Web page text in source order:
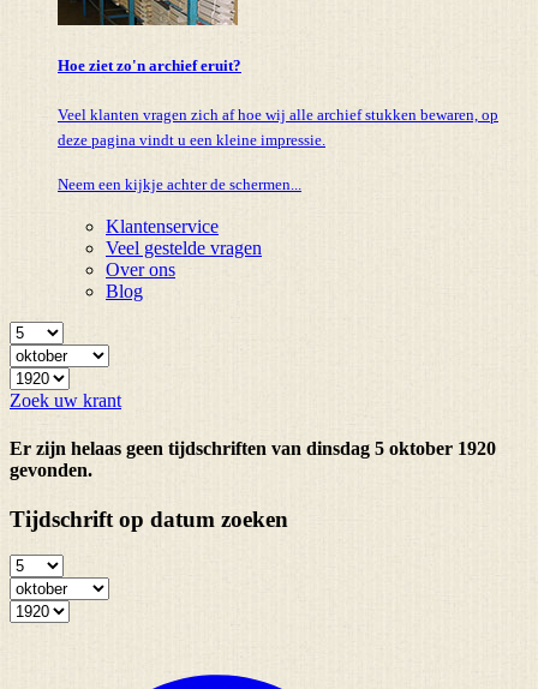
Hoe ziet zo'n archief eruit?
Veel klanten vragen zich af hoe wij alle archief stukken bewaren, op
deze pagina vindt u een kleine impressie.
Neem een kijkje achter de schermen...
Klantenservice
Veel gestelde vragen
Over ons
Blog
Zoek uw krant
Er zijn helaas geen tijdschriften van dinsdag 5 oktober 1920
gevonden.
Tijdschrift op datum zoeken